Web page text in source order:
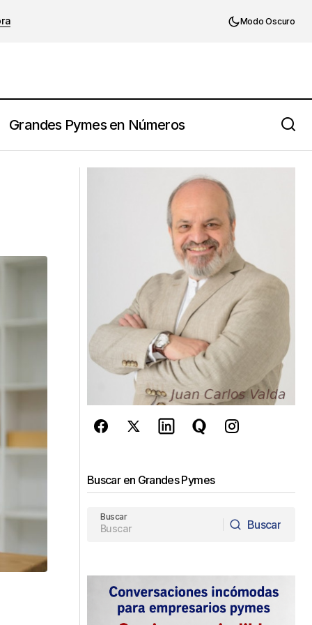
Modo Oscuro
Grandes Pymes en Números
familiar al desastre
Buscar en Grandes Pymes
Buscar
Buscar